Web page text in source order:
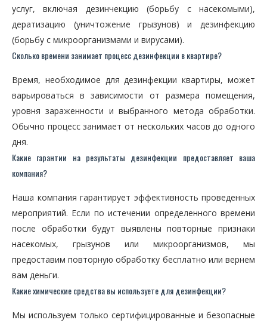
услуг, включая дезинчекцию (борьбу с насекомыми),
дератизацию (уничтожение грызунов) и дезинфекцию
(борьбу с микроорганизмами и вирусами).
Сколько времени занимает процесс дезинфекции в квартире?
Время, необходимое для дезинфекции квартиры, может
варьироваться в зависимости от размера помещения,
уровня зараженности и выбранного метода обработки.
Обычно процесс занимает от нескольких часов до одного
дня.
Какие гарантии на результаты дезинфекции предоставляет ваша
компания?
Наша компания гарантирует эффективность проведенных
мероприятий. Если по истечении определенного времени
после обработки будут выявлены повторные признаки
насекомых, грызунов или микроорганизмов, мы
предоставим повторную обработку бесплатно или вернем
вам деньги.
Какие химические средства вы используете для дезинфекции?
Мы используем только сертифицированные и безопасные